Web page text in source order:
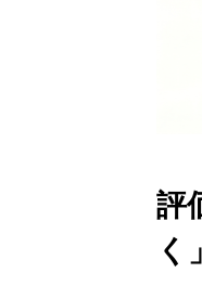
評
く